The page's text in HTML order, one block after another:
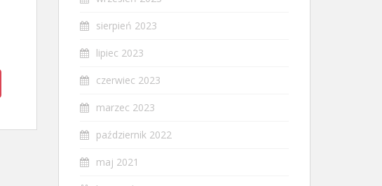
sierpień 2023
lipiec 2023
czerwiec 2023
marzec 2023
październik 2022
maj 2021